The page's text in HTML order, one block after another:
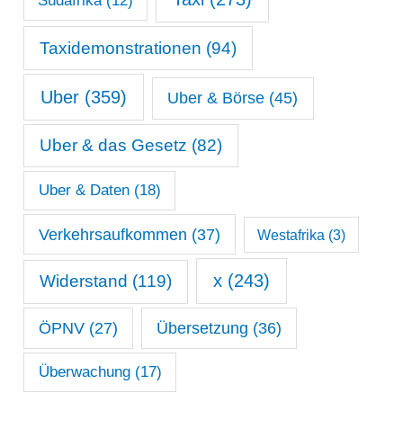
Taxidemonstrationen (94)
Uber (359) Uber & Börse (45)
Uber & das Gesetz (82)
Uber & Daten(18)
Verkehrsaufkommen (37) Westafrika (3)
Widerstand (119) x(243)
ÖPNV(27) Übersetzung (36)
Überwachung(17)